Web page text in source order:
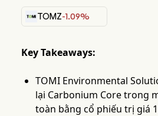
TOMZ-1.09%
Key Takeaways:
TOMI Environmental
lại Carbonium Core trong
toàn bằng cổ phiếu trị giá